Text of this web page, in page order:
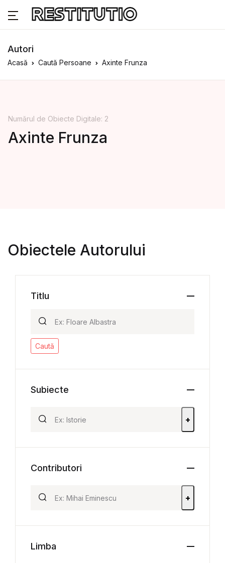
Autori
Acasă Caută Persoane Axinte Frunza
Numărul de Obiecte Digitale: 2
Axinte Frunza
Obiectele Autorului
Titlu
Caută
Subiecte
+
Contributori
+
Limba